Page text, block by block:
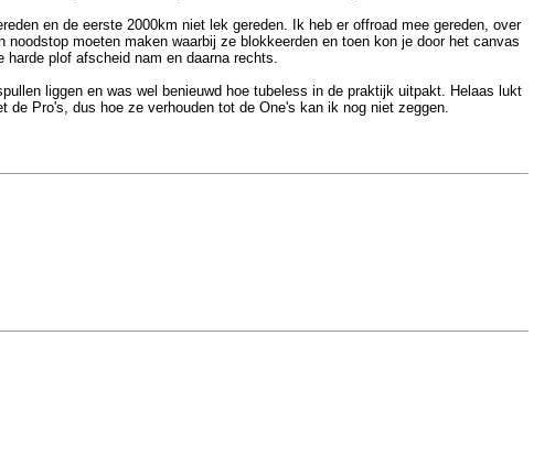
en de eerste 2000km niet lek gereden. Ik heb er offroad mee gereden, over
moeten maken waarbij ze blokkeerden en toen kon je door het canvas
plof afscheid nam en daarna rechts.
liggen en was wel benieuwd hoe tubeless in de praktijk uitpakt. Helaas lukt
Pro's, dus hoe ze verhouden tot de One's kan ik nog niet zeggen.